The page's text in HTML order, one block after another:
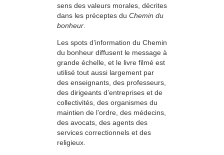
sens des valeurs morales, décrites
dans les préceptes du Chemin du
bonheur
Les spots d’information du Chemin
du bonheur diffusent le message à
grande échelle, et le livre filmé est
utilisé tout aussi largement par
des enseignants, des professeurs,
des dirigeants d’entreprises et de
collectivités, des organismes du
maintien de l’ordre, des médecins,
des avocats, des agents des
services correctionnels et des
religieux.